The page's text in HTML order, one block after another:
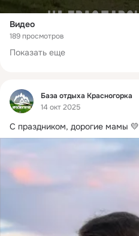
Видео
189 просмотров
Показать еще
Фид
База отдыха Красногорка
14 окт 2025
С праздником, дорогие мамы 💛